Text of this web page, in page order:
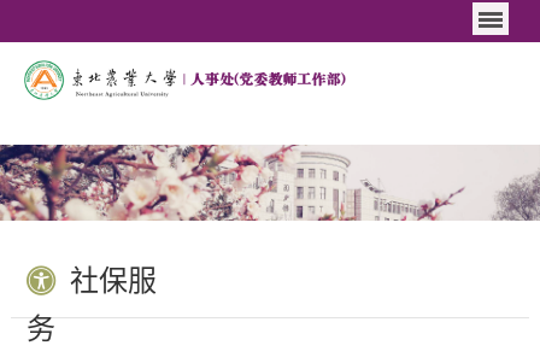
社保服
务